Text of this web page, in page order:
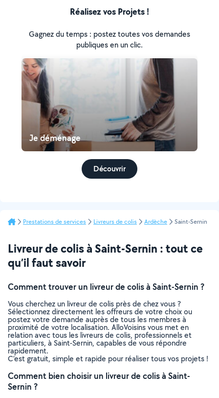
Réalisez vos Projets !
Gagnez du temps : postez toutes vos demandes
publiques en un clic.
Je déménage
Découvrir
Prestations de services Livreurs de colis Ardèche Saint-Sernin
Livreur de colis à Saint-Sernin : tout ce
qu’il faut savoir
Comment trouver un livreur de colis à Saint-Sernin ?
Vous cherchez un livreur de colis près de chez vous ?
Sélectionnez directement les offreurs de votre choix ou
postez votre demande auprès de tous les membres à
proximité de votre localisation. AlloVoisins vous met en
relation avec tous les livreurs de colis, professionnels et
particuliers, à Saint-Sernin, capables de vous répondre
rapidement.
C’est gratuit, simple et rapide pour réaliser tous vos projets !
Comment bien choisir un livreur de colis à Saint-
Sernin ?